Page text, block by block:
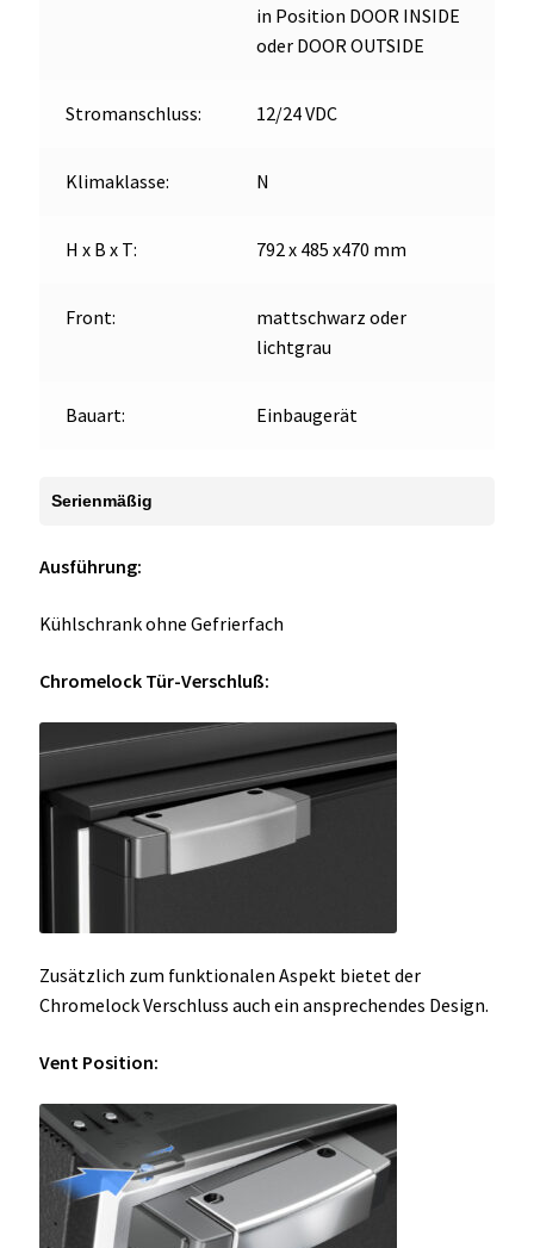
in Position DOOR INSIDE
oder DOOR OUTSIDE
Stromanschluss: 12/24 VDC
Klimaklasse: N
H x B x T: 792 x 485 x470 mm
Front:
mattschwarz oder
lichtgrau
Bauart: Einbaugerät
Serienmäßig
Ausführung:
Kühlschrank ohne Gefrierfach
Chromelock Tür-Verschluß:
Zusätzlich zum funktionalen Aspekt bietet der
Chromelock Verschluss auch ein ansprechendes Design.
Vent Position: